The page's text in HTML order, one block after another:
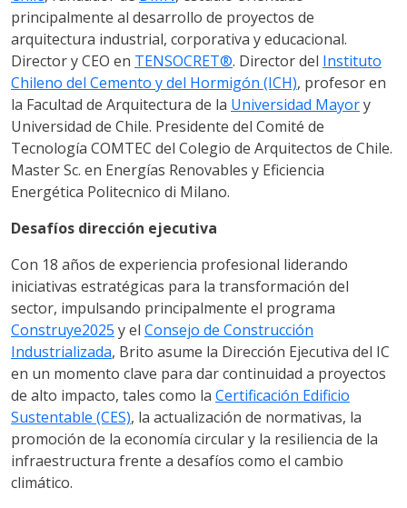
principalmente al desarrollo de proyectos de
arquitectura industrial, corporativa y educacional.
Director y CEO en TENSOCRET®. Director del Instituto
Chileno del Cemento y del Hormigón (ICH), profesor en
la Facultad de Arquitectura de la Universidad Mayory
Universidad de Chile. Presidente del Comité de
Tecnología COMTEC del Colegio de Arquitectos de Chile.
Master Sc. en Energías Renovables y Eficiencia
Energética Politecnico di Milano.
Desafíos dirección ejecutiva
Con 18 años de experiencia profesional liderando
iniciativas estratégicas para la transformación del
sector, impulsando principalmente el programa
Construye2025 y el Consejo de Construcción
Industrializada, Brito asume la Dirección Ejecutiva del IC
en un momento clave para dar continuidad a proyectos
de alto impacto, tales como la Certificación Edificio
Sustentable (CES), la actualización de normativas, la
promoción de la economía circular y la resiliencia de la
infraestructura frente a desafíos como el cambio
climático.